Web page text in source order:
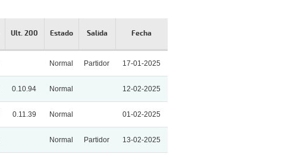
Ult. 200 Estado Salida Fecha
Normal Partidor 17-01-2025
0.10.94 Normal 12-02-2025
0.11.39 Normal 01-02-2025
Normal Partidor 13-02-2025